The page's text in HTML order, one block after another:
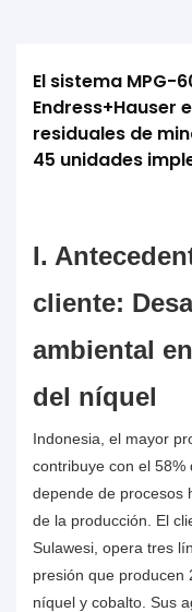
El sistema MPG-
Endress+Hauser
residuales de
45 unidades
I.
cliente:
ambiental
del níquel
Indonesia, el mayor
contribuye con el
depende de procesos
de la producción. El
Sulawesi, opera tres
presión que producen
níquel y cobalto. Sus